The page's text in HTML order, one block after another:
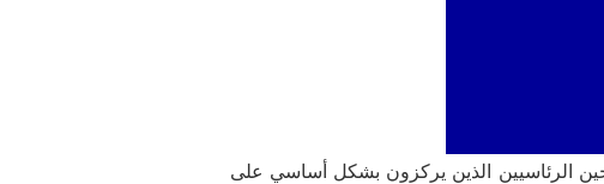
عدد المرشحين الرئاسيين الذين يركزون بشكل أساسي على